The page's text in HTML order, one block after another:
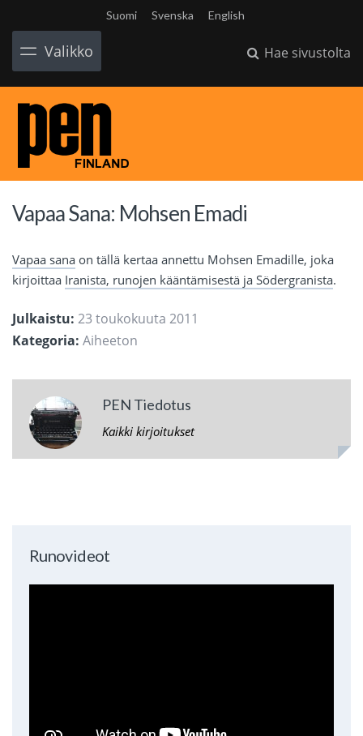
Suomi Svenska English
Valikko Hae sivustolta
Vapaa Sana: Mohsen Emadi
Vapaa sana on tällä kertaa annettu Mohsen Emadille, joka
kirjoittaa Iranista, runojen kääntämisestä ja Södergranista.
Julkaistu: 23 toukokuuta 2011
Kategoria: Aiheeton
PEN Tiedotus
Kaikki kirjoitukset
Runovideot